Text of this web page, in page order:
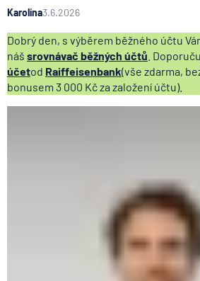
Karolína3.6.2026
Dobrý den, s výběrem běžného účtu
náš srovnávač běžných účtů .
účetod Raiffeisenbank(vše zdarma,
bonusem 3 000 Kč za založení účtu).